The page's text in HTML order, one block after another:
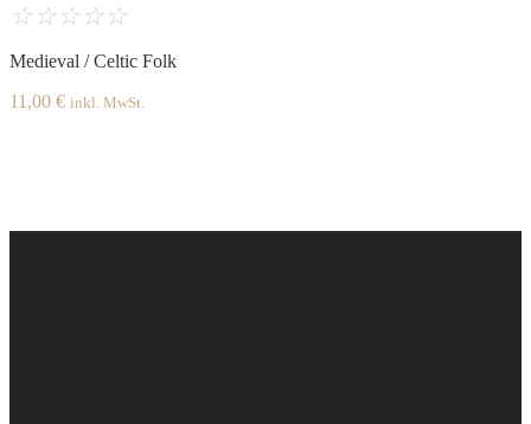
☆☆☆☆☆
Medieval / Celtic Folk
11,00 € inkl. MwSt.